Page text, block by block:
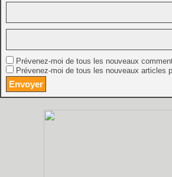
Prévenez-moi de tous les nouveaux
Prévenez-moi de tous les nouveaux articles